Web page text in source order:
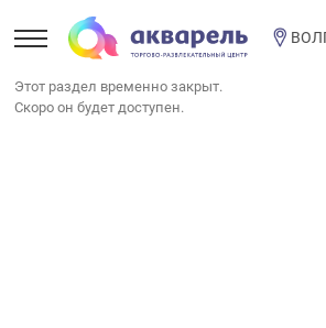
Этот раздел временно закрыт.
Скоро он будет доступен.